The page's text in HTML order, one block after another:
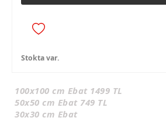
Stokta var.
100x100 cm Ebat 1499 TL
50x50 cm Ebat 749 TL
30x30 cm Ebat